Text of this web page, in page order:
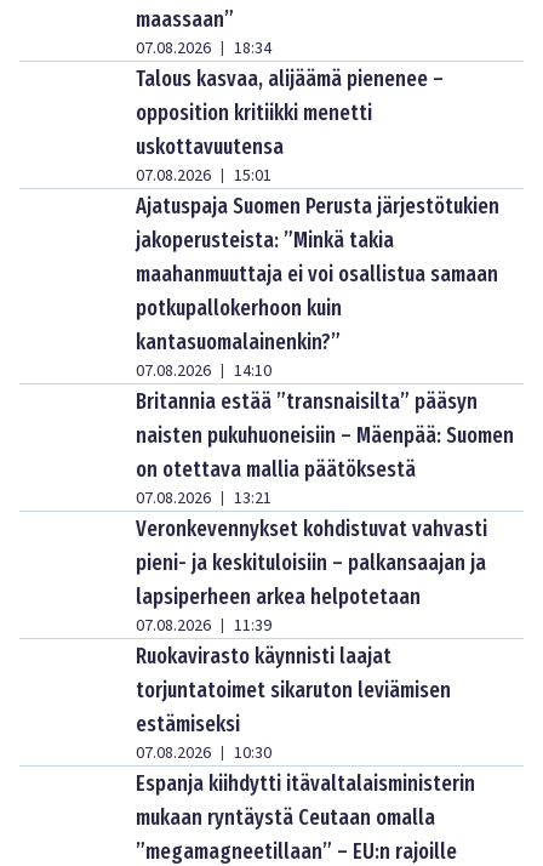
maassaan”
07.08.2026 | 18:34
Talous kasvaa, alijäämä pienenee –
opposition kritiikki menetti
uskottavuutensa
07.08.2026 | 15:01
Ajatuspaja Suomen Perusta järjestötukien
jakoperusteista: ”Minkä takia
maahanmuuttaja ei voi osallistua samaan
potkupallokerhoon kuin
kantasuomalainenkin?”
07.08.2026 | 14:10
Britannia estää ”transnaisilta” pääsyn
naisten pukuhuoneisiin – Mäenpää: Suomen
on otettava mallia päätöksestä
07.08.2026 | 13:21
Veronkevennykset kohdistuvat vahvasti
pieni- ja keskituloisiin – palkansaajan ja
lapsiperheen arkea helpotetaan
07.08.2026 | 11:39
Ruokavirasto käynnisti laajat
torjuntatoimet sikaruton leviämisen
estämiseksi
07.08.2026 | 10:30
Espanja kiihdytti itävaltalaisministerin
mukaan ryntäystä Ceutaan omalla
”megamagneetillaan” – EU:n rajoille